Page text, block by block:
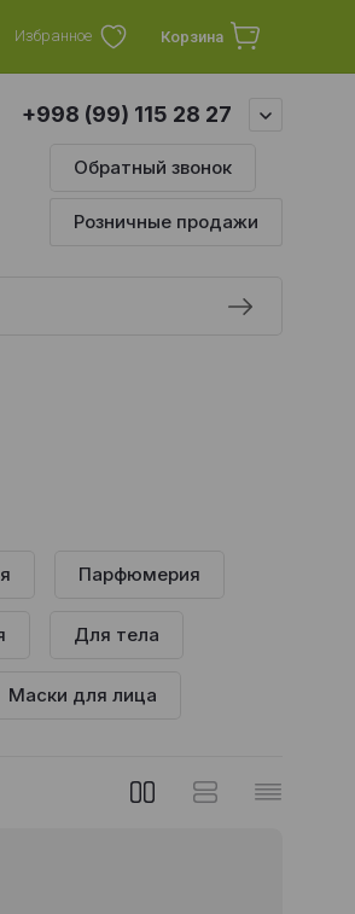
Избранное Корзина
+998 (99) 115 28 27
Обратный звонок
Розничные продажи
Парфюмерия
Для тела
Маски для лица